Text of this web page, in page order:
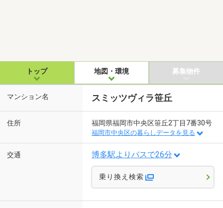
トップ 地図・環境 募集物件
マンション名 スミッツヴィラ笹丘
住所 福岡県福岡市中央区笹丘2丁目7番30号
福岡市中央区の暮らしデータを見る
交通 博多駅よりバスで26分
乗り換え検索